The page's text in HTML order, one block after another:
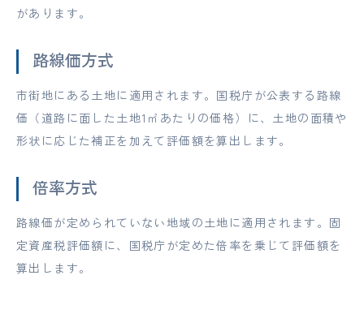
があります。
路線価方式
市街地にある土地に適用されます。国税庁が公表する路線
価（道路に面した土地1㎡あたりの価格）に、土地の面積や
形状に応じた補正を加えて評価額を算出します。
倍率方式
路線価が定められていない地域の土地に適用されます。固
定資産税評価額に、国税庁が定めた倍率を乗じて評価額を
算出します。